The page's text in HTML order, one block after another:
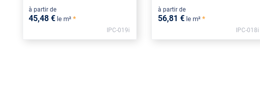
à partir de
45,48 € le m² *
IPC-019i
à partir de
56,81 € le m² *
IPC-018i